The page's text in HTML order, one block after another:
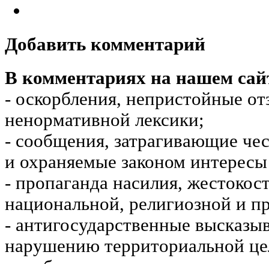
Добавить комментарий
В комментариях на нашем
- оскорбления, непристойные
ненормативной лексики;
- сообщения, затрагивающие
и охраняемые законом
- пропаганда насилия,
национальной, религиозной и
- антигосударственные
нарушению территориальной